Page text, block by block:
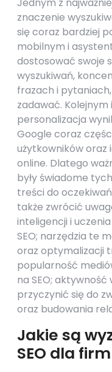
znaczenie
się coraz bardziej
mobilnym i
dostosować swoje
wyszukiwań,
frazach i
zadawać.
personalizacja
Google coraz
użytkowników oraz
online. Dlatego
były świadome
treści do
także zwrócić
inteligencji i
SEO; narzędzia te
oraz optymalizacji
popularność
na SEO;
przyczynić się do
oraz budowania
Jakie są
SEO dla